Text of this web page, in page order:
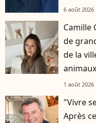
6 août 2026
Camille
de
de la
animaux
1 août 2026
"Vivre
Après